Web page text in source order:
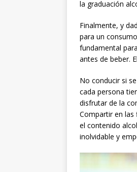
la graduación
Finalmente, y
para un
fundamental
antes de beber.
No conducir si
cada persona
disfrutar de la
Compartir en las
el contenido
inolvidable y